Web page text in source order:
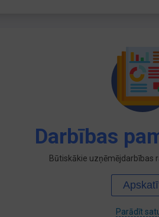
Darbības
Būtiskākie uzņēmējdarbības
Parādīt